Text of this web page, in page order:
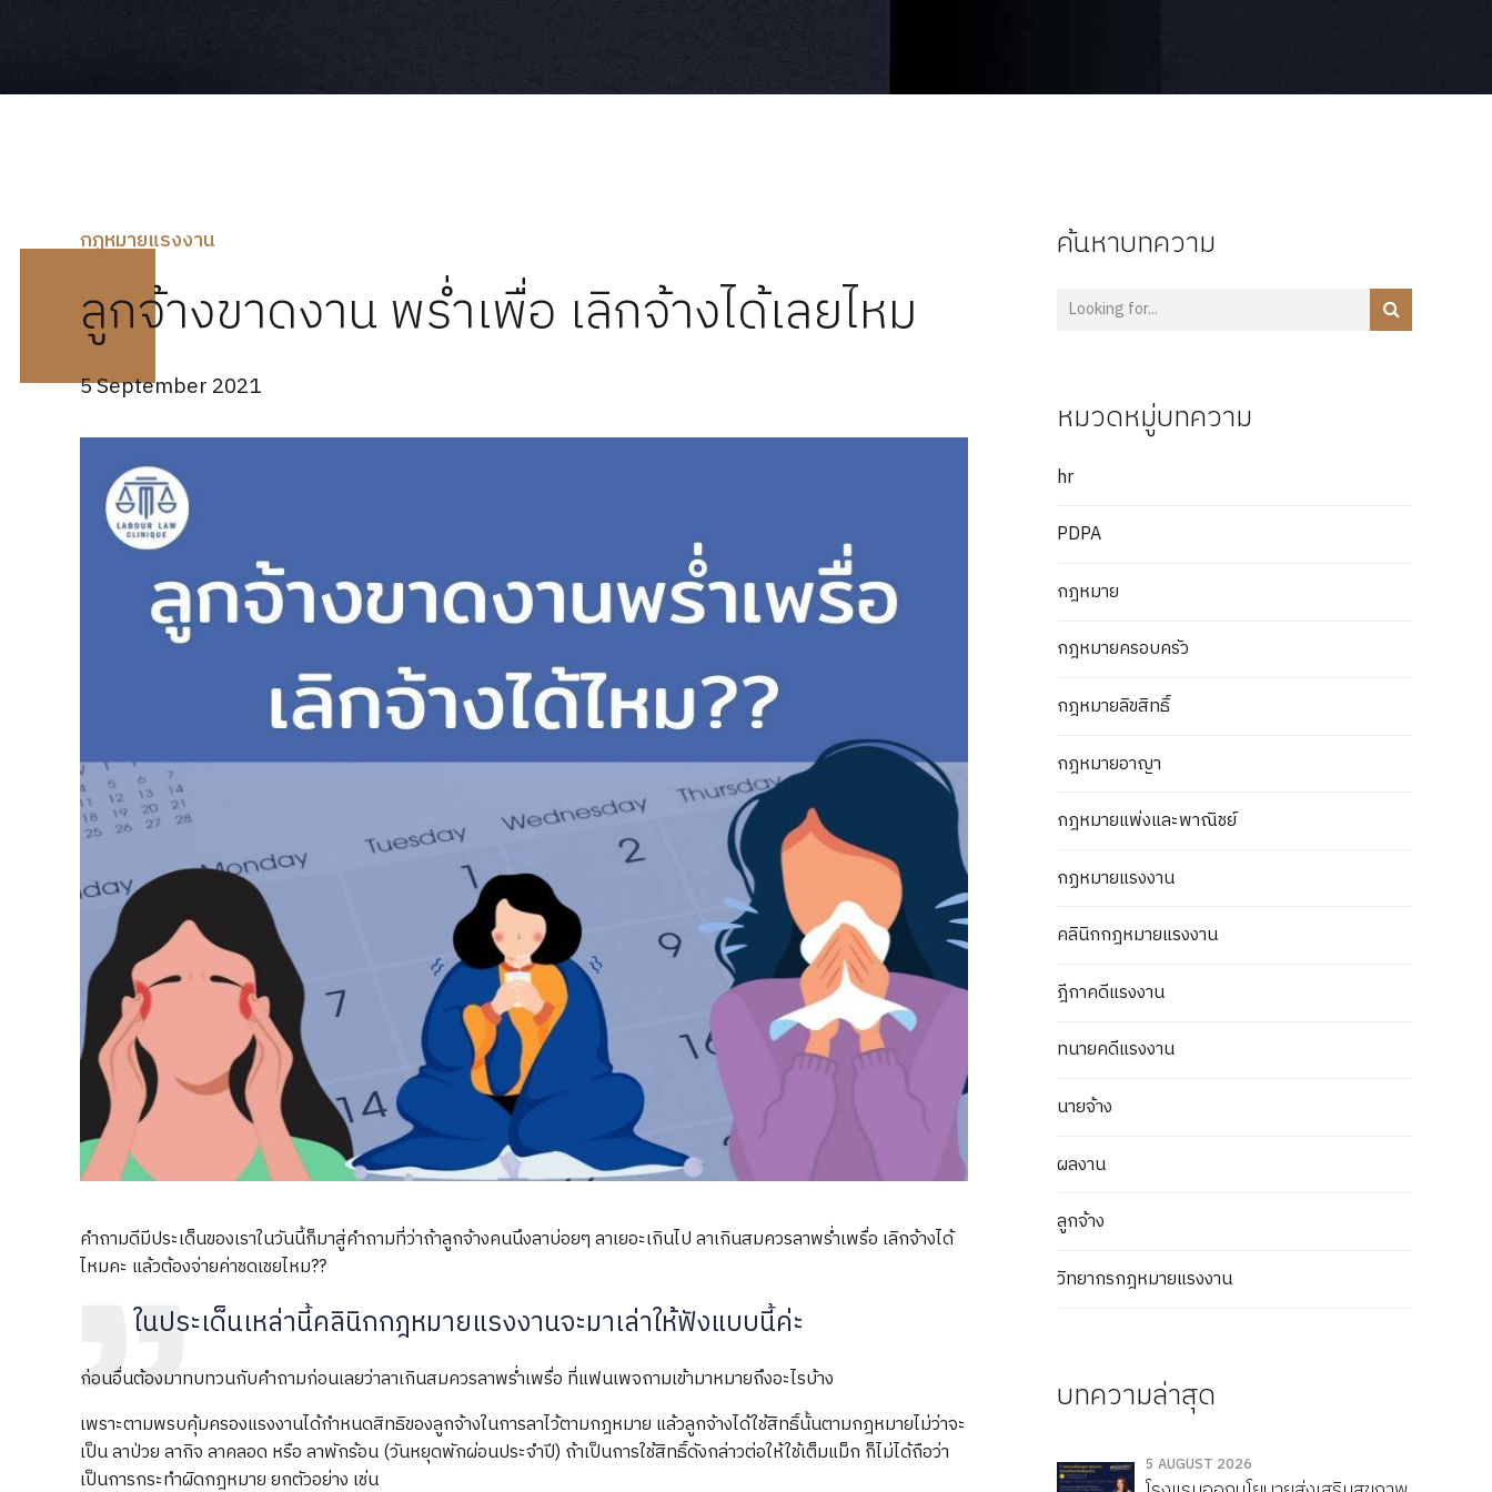
กฏหมายแรงงาน
ลูกจ้างขาดงาน พร่ำเพื่อ เลิกจ้างได้เลยไหม
5 September 2021
คำถามดีมีประเด็นของเราในวันนี้ก็มาสู่คำถามที่ว่าถ้าลูกจ้างคนนึงลาบ่อยๆ ลาเยอะเกินไป ลาเกินสมควรลาพร่ำเพรื่อ เลิกจ้างได้
ไหมคะ แล้วต้องจ่ายค่าชดเชยไหม??
ในประเด็นเหล่านี้คลินิกกฎหมายแรงงานจะมาเล่าให้ฟังแบบนี้ค่ะ
ก่อนอื่นต้องมาทบทวนกับคำถามก่อนเลยว่าลาเกินสมควรลาพร่ำเพรื่อ ที่แฟนเพจถามเข้ามาหมายถึงอะไรบ้าง
เพราะตามพรบคุ้มครองแรงงานได้กำหนดสิทธิของลูกจ้างในการลาไว้ตามกฎหมาย แล้วลูกจ้างได้ใช้สิทธิ์นั้นตามกฎหมายไม่ว่าจะ
เป็น ลาป่วย ลากิจ ลาคลอด หรือ ลาพักร้อน (วันหยุดพักผ่อนประจำปี) ถ้าเป็นการใช้สิทธิ์ดังกล่าวต่อให้ใช้เต็มแม็ก ก็ไม่ได้ถือว่า
เป็นการกระทำผิดกฎหมาย ยกตัวอย่าง เช่น
ค้นหาบทความ
หมวดหมู่บทความ
hr
PDPA
กฎหมาย
กฎหมายครอบครัว
กฎหมายลิขสิทธิ์
กฎหมายอาญา
กฎหมายแพ่งและพาณิชย์
กฏหมายแรงงาน
คลินิกกฎหมายแรงงาน
ฎีกาคดีแรงงาน
ทนายคดีแรงงาน
นายจ้าง
ผลงาน
ลูกจ้าง
วิทยากรกฎหมายแรงงาน
บทความล่าสุด
5 AUGUST 2026